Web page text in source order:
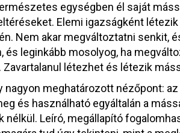
egységben él saját
Elemi igazságként létezik
Nem akar megváltoztatni senkit,
leginkább mosolyog, ha
létezhet és létezik
meghatározott nézőpont:
és használható egyáltalán a
Leíró, megállapító